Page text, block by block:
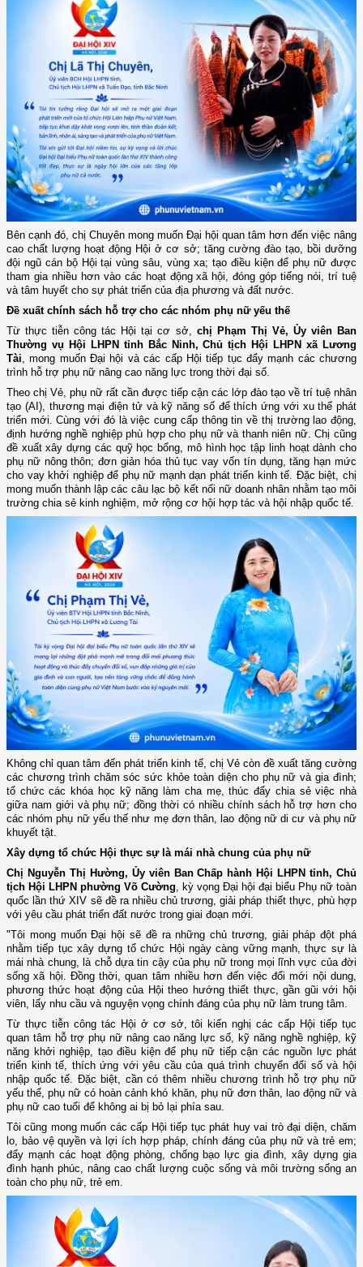
Bên cạnh đó, chị Chuyên mong muốn Đại hội quan tâm hơn đến việc nâng
cao chất lượng hoạt động Hội ở cơ sở; tăng cường đào tạo, bồi dưỡng
đội ngũ cán bộ Hội tại vùng sâu, vùng xa; tạo điều kiện để phụ nữ được
tham gia nhiều hơn vào các hoạt động xã hội, đóng góp tiếng nói, trí tuệ
và tâm huyết cho sự phát triển của địa phương và đất nước.
Đề xuất chính sách hỗ trợ cho các nhóm phụ nữ yếu thế
Từ thực tiễn công tác Hội tại cơ sở, chị Phạm Thị Vẻ, Ủy viên Ban
Thường vụ Hội LHPN tỉnh Bắc Ninh, Chủ tịch Hội LHPN xã Lương
Tài, mong muốn Đại hội và các cấp Hội tiếp tục đẩy mạnh các chương
trình hỗ trợ phụ nữ nâng cao năng lực trong thời đại số.
Theo chị Vẻ, phụ nữ rất cần được tiếp cận các lớp đào tạo về trí tuệ nhân
tạo (AI), thương mại điện tử và kỹ năng số để thích ứng với xu thế phát
triển mới. Cùng với đó là việc cung cấp thông tin về thị trường lao động,
định hướng nghề nghiệp phù hợp cho phụ nữ và thanh niên nữ. Chị cũng
đề xuất xây dựng các quỹ học bổng, mô hình học tập linh hoạt dành cho
phụ nữ nông thôn; đơn giản hóa thủ tục vay vốn tín dụng, tăng hạn mức
cho vay khởi nghiệp để phụ nữ mạnh dạn phát triển kinh tế. Đặc biệt, chị
mong muốn thành lập các câu lạc bộ kết nối nữ doanh nhân nhằm tạo môi
trường chia sẻ kinh nghiệm, mở rộng cơ hội hợp tác và hội nhập quốc tế.
Không chỉ quan tâm đến phát triển kinh tế, chị Vẻ còn đề xuất tăng cường
các chương trình chăm sóc sức khỏe toàn diện cho phụ nữ và gia đình;
tổ chức các khóa học kỹ năng làm cha mẹ, thúc đẩy chia sẻ việc nhà
giữa nam giới và phụ nữ; đồng thời có nhiều chính sách hỗ trợ hơn cho
các nhóm phụ nữ yếu thế như mẹ đơn thân, lao động nữ di cư và phụ nữ
khuyết tật.
Xây dựng tổ chức Hội thực sự là mái nhà chung của phụ nữ
Chị Nguyễn Thị Hường, Ủy viên Ban Chấp hành Hội LHPN tỉnh, Chủ
tịch Hội LHPN phường Võ Cường, kỳ vọng Đại hội đại biểu Phụ nữ toàn
quốc lần thứ XIV sẽ đề ra nhiều chủ trương, giải pháp thiết thực, phù hợp
với yêu cầu phát triển đất nước trong giai đoạn mới.
"Tôi mong muốn Đại hội sẽ đề ra những chủ trương, giải pháp đột phá
nhằm tiếp tục xây dựng tổ chức Hội ngày càng vững mạnh, thực sự là
mái nhà chung, là chỗ dựa tin cậy của phụ nữ trong mọi lĩnh vực của đời
sống xã hội. Đồng thời, quan tâm nhiều hơn đến việc đổi mới nội dung,
phương thức hoạt động của Hội theo hướng thiết thực, gần gũi với hội
viên, lấy nhu cầu và nguyện vọng chính đáng của phụ nữ làm trung tâm.
Từ thực tiễn công tác Hội ở cơ sở, tôi kiến nghị các cấp Hội tiếp tục
quan tâm hỗ trợ phụ nữ nâng cao năng lực số, kỹ năng nghề nghiệp, kỹ
năng khởi nghiệp, tạo điều kiện để phụ nữ tiếp cận các nguồn lực phát
triển kinh tế, thích ứng với yêu cầu của quá trình chuyển đổi số và hội
nhập quốc tế. Đặc biệt, cần có thêm nhiều chương trình hỗ trợ phụ nữ
yếu thế, phụ nữ có hoàn cảnh khó khăn, phụ nữ đơn thân, lao động nữ và
phụ nữ cao tuổi để không ai bị bỏ lại phía sau.
Tôi cũng mong muốn các cấp Hội tiếp tục phát huy vai trò đại diện, chăm
lo, bảo vệ quyền và lợi ích hợp pháp, chính đáng của phụ nữ và trẻ em;
đẩy mạnh các hoạt động phòng, chống bạo lực gia đình, xây dựng gia
đình hạnh phúc, nâng cao chất lượng cuộc sống và môi trường sống an
toàn cho phụ nữ, trẻ em.